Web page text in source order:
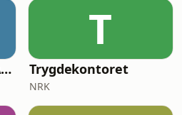
S'ada: historier fra Afghanistan
T
Trygdekontoret
NRK